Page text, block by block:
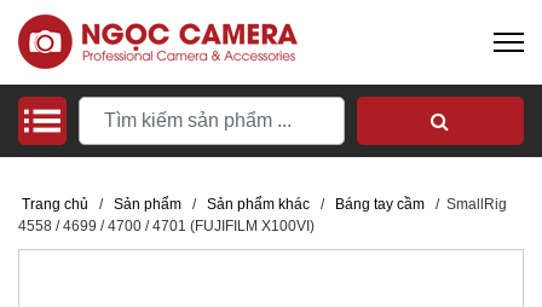
Trang chủ / Sản phẩm / Sản phẩm khác / Báng tay cầm / SmallRig
4558 / 4699 / 4700 / 4701 (FUJIFILM X100VI)